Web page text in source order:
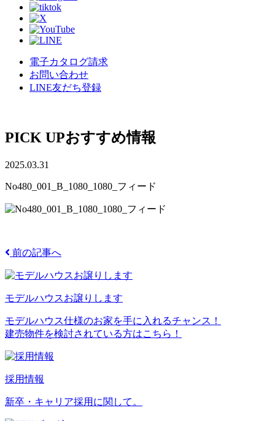
電子カタログ請求
お問い合わせ
LINE友だち登録
PICK UPおすすめ情報
2025.03.31
No480_001_B_1080_1080_フィード
前の記事へ
モデルハウスお譲りします
モデルハウス仕様のお家を手に入れるチャンス！
建売物件を検討されている方はこちら！
採用情報
新卒・キャリア採用に関して。